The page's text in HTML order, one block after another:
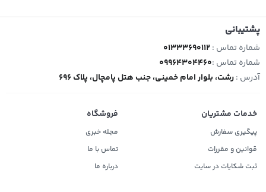
پشتیبانی
شماره تماس :01333690112
شماره تماس :09964304460
آدرس :رشت، بلوار امام خمینی، جنب هتل پامچال، پلاک 696
خدمات مشتریان
پیگیری سفارش
قوانین و مقررات
ثبت شکایات در سایت
فروشگاه
مجله خبری
تماس با ما
درباره ما